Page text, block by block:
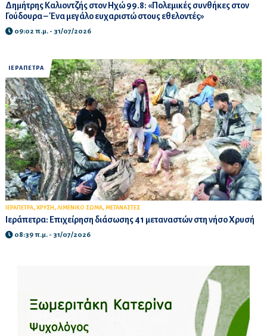
Δημήτρης Καλιοντζής στον Ηχώ 99.8: «Πολεμικές συνθήκες στον
Γούδουρα – Ένα μεγάλο ευχαριστώ στους εθελοντές»
09:02 π.μ. - 31/07/2026
ΙΕΡΑΠΕΤΡΑ
ΙΕΡΑΠΕΤΡΑ, ΧΡΥΣΗ , ΛΙΜΕΝΙΚΟ ΣΩΜΑ, ΜΕΤΑΝΑΣΤΕΣ
Ιεράπετρα: Επιχείρηση διάσωσης 41 μεταναστών στη νήσο Χρυσή
08:39 π.μ. - 31/07/2026